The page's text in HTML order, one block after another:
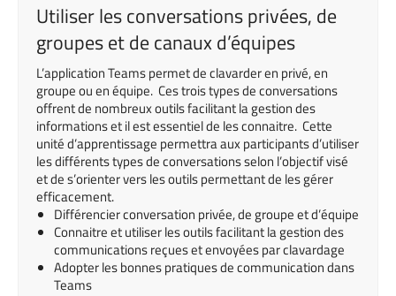
Utiliser les conversations privées, de
groupes et de canaux d’équipes
L’application Teams permet de clavarder en privé, en
groupe ou en équipe. Ces trois types de conversations
offrent de nombreux outils facilitant la gestion des
informations et il est essentiel de les connaitre. Cette
unité d’apprentissage permettra aux participants d’utiliser
les différents types de conversations selon l’objectif visé
et de s’orienter vers les outils permettant de les gérer
efficacement.
Différencier conversation privée, de groupe et d’équipe
Connaitre et utiliser les outils facilitant la gestion des
communications reçues et envoyées par clavardage
Adopter les bonnes pratiques de communication dans
Teams